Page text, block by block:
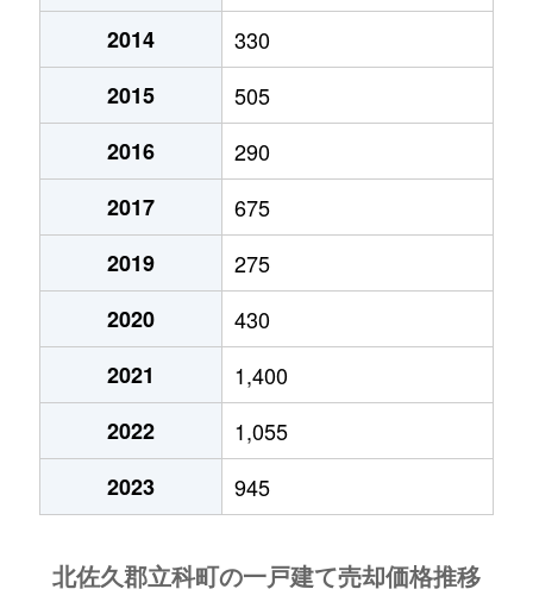
2014
330
2015
505
2016
290
2017
675
2019
275
2020
430
2021
1,400
2022
1,055
2023
945